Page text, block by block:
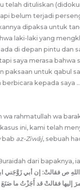
telah dituliskan
belum terjadi
dipaksa untuk
laki-laki yang
di depan pintu dan
saya merasa bahwa
paksaan untuk qabul
kepada saya …
wa rahmatullah wa
ini, kami telah
bab az-Ziwâj, sebuah
dari bapaknya,
ص فقالتْ: إن أبي زَوَّجَني
إليها فقالتْ قد أَجَزْتُ ما